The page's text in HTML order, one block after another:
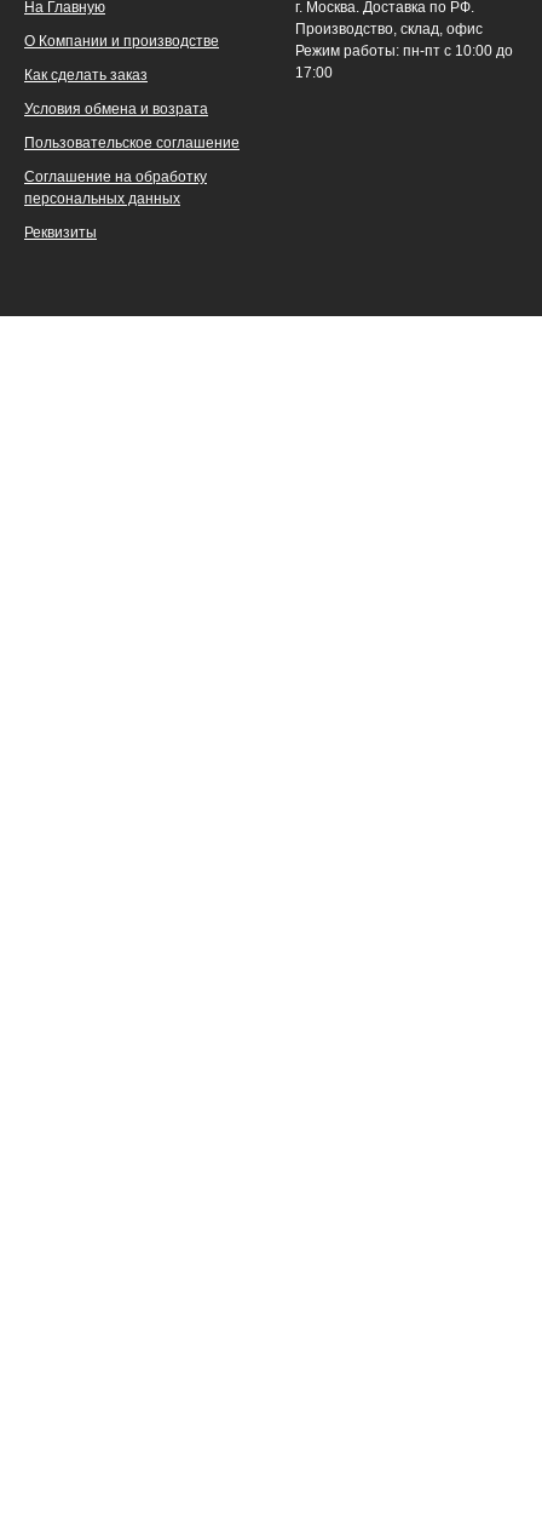
На Главную
О Компании и производстве
Как сделать заказ
Условия обмена и возрата
Пользовательское соглашение
Соглашение на обработку
персональных данных
Реквизиты
г. Москва. Доставка по РФ.
Производство, склад, офис
Режим работы: пн-пт с 10:00 до
17:00